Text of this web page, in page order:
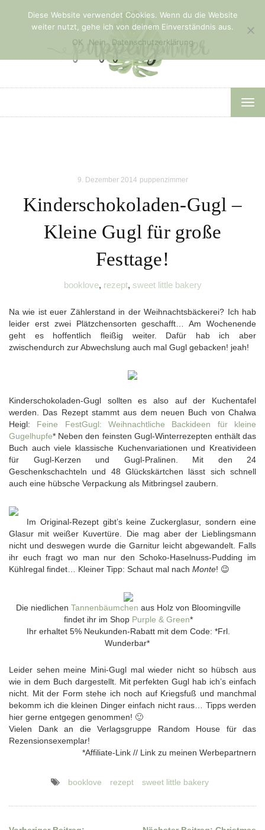
9. Dezember 2014 puppenzimmer
Kinderschokoladen-Gugl –
Kleine Gugl für große
Festtage!
booklove, rezept, sweet little bakery
Na wie ist euer Zählerstand in der Weihnachtsbäckerei? Ich hab
leider erst zwei Plätzchensorten geschafft… Am Wochenende
geht es hoffentlich fleißig weiter. Dafür hab ich aber
zwischendurch zur Abwechslung auch mal Gugl gebacken! jeah!
Kinderschokoladen-Gugl sollten es also auf der Kuchentafel
werden. Das Rezept stammt aus dem neuen Buch von Chalwa
Heigl: Feine FestGugl: Weihnachtliche Backideen für kleine
Gugelhupfe* Neben den feinsten Gugl-Winterrezepten enthält das
Buch auch viele klassische Kuchenvariationen und Kreativideen
für Gugl-Kerzen und Gugl-Pralinen. Mit den 24
Geschenkschachteln und 48 Glückskärtchen lässt sich schnell
auch eine hübsche Verpackung als Mitbringsel zaubern.
Im Original-Rezept gibt’s keine Zuckerglasur, sondern eine
Glasur mit weißer Kuvertüre. Die mag aber der Lieblingsmann
nicht und deswegen wurde die Garnitur leicht abgewandelt. Falls
ihr euch fragt wo man nur den Schoko-Haselnuss-Pudding im
Kühlregal findet… Kleiner Tipp: Schaut mal nach Monte! 😉
Die niedlichen Tannenbäumchen aus Holz von Bloomingville
findet ihr im Shop Purple & Green*
Ihr erhaltet 5% Neukunden-Rabatt mit dem Code: *Frl.
Wunderbar*
Leider sehen meine Mini-Gugl mal wieder nicht so hübsch aus
wie in dem Buch dargestellt. Mit perfekten Gugl hab ich’s einfach
nicht. Mit der Form stehe ich noch auf Kriegsfuß und manchmal
bekomm ich die kleinen Dinger einfach nicht raus… Tipps werden
hier gerne entgegen genommen! 🙂
Vielen Dank an die Verlagsgruppe Random House für das
Rezensionsexemplar!
*Affiliate-Link // Link zu meinen Werbepartnern
booklove rezept sweet little bakery
Diese Website verwendet Cookies. Wenn du die Website
weiter nutzt, gehe ich von deinem Einverständnis aus.
OK
Nein Datenschutzerklärung